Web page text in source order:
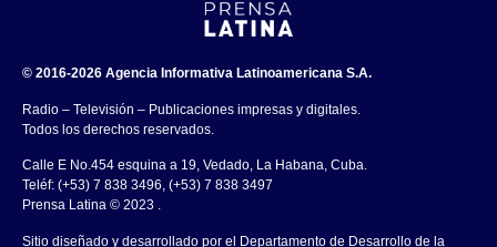
© 2016-2026 Agencia Informativa Latinoamericana S.A.
Radio – Televisión – Publicaciones impresas y digitales.
Todos los derechos reservados.
Calle E No.454 esquina a 19, Vedado, La Habana, Cuba.
Teléf: (+53) 7 838 3496, (+53) 7 838 3497
Prensa Latina © 2023 .
Sitio diseñado y desarrollado por el Departamento de Desarrollo de la